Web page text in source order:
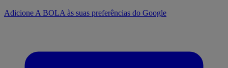
Adicione A BOLA às suas preferências do Google